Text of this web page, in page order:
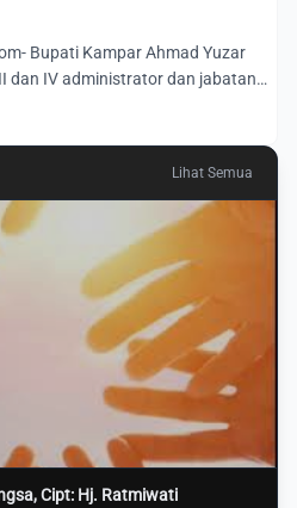
Bupati Kampar Ahmad Yuzar
dan IV administrator dan jabatan
Lihat Semua
Cipt: Hj. Ratmiwati